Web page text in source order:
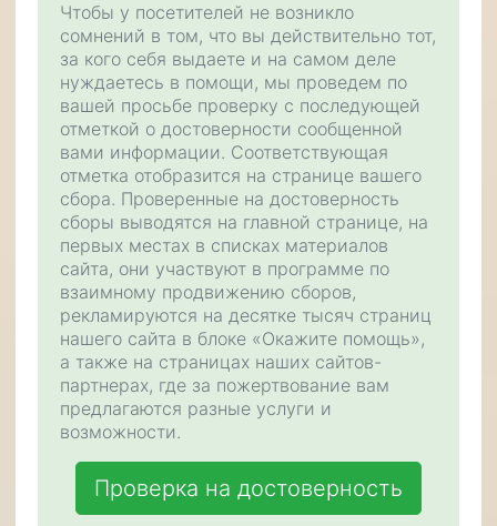
Чтобы у посетителей не возникло
сомнений в том, что вы действительно тот,
за кого себя выдаете и на самом деле
нуждаетесь в помощи, мы проведем по
вашей просьбе проверку с последующей
отметкой о достоверности сообщенной
вами информации. Соответствующая
отметка отобразится на странице вашего
сбора. Проверенные на достоверность
сборы выводятся на главной странице, на
первых местах в списках материалов
сайта, они участвуют в программе по
взаимному продвижению сборов,
рекламируются на десятке тысяч страниц
нашего сайта в блоке «Окажите помощь»,
а также на страницах наших сайтов-
партнерах, где за пожертвование вам
предлагаются разные услуги и
возможности.
Проверка на достоверность